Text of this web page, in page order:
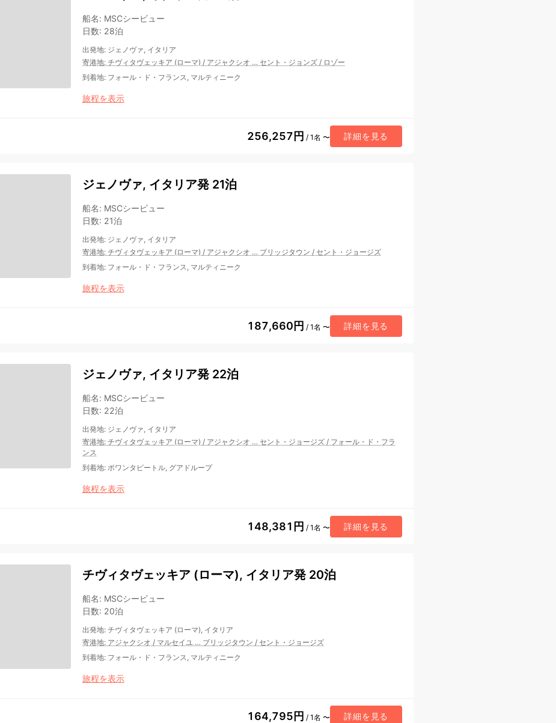
船名: MSCシービュー
日数: 28泊
出発地: ジェノヴァ, イタリア
寄港地: チヴィタヴェッキア (ローマ) / アジャクシオ … セント・ジョンズ/ ロゾー
到着地: フォール・ド・フランス, マルティニーク
旅程を表示
256,257円 / 1名 〜 詳細を見る
ジェノヴァ, イタリア発 21泊
船名: MSCシービュー
日数: 21泊
出発地: ジェノヴァ, イタリア
寄港地: チヴィタヴェッキア (ローマ) / アジャクシオ … ブリッジタウン / セント・ジョージズ
到着地: フォール・ド・フランス, マルティニーク
旅程を表示
187,660円 / 1名 〜 詳細を見る
ジェノヴァ, イタリア発 22泊
船名: MSCシービュー
日数: 22泊
出発地: ジェノヴァ, イタリア
寄港地: チヴィタヴェッキア (ローマ) / アジャクシオ … セント・ジョージズ/ フォール・ド・フラ
ンス
到着地: ポワンタピートル, グアドループ
旅程を表示
148,381円 / 1名 〜 詳細を見る
チヴィタヴェッキア (ローマ), イタリア発 20泊
船名: MSCシービュー
日数: 20泊
出発地: チヴィタヴェッキア (ローマ), イタリア
寄港地: アジャクシオ / マルセイユ… ブリッジタウン / セント・ジョージズ
到着地: フォール・ド・フランス, マルティニーク
旅程を表示
164,795円 / 1名 〜 詳細を見る